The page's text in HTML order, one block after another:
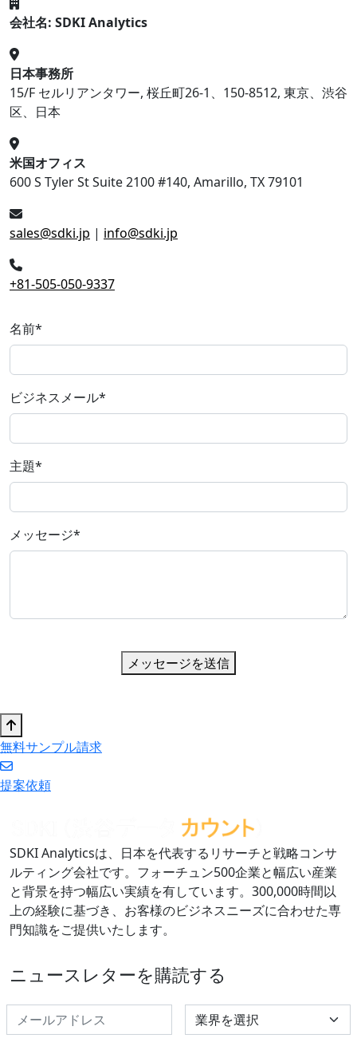
会社名: SDKI Analytics
日本事務所
15/F セルリアンタワー, 桜丘町26-1、150-8512, 東京、渋谷
区、日本
米国オフィス
600 S Tyler St Suite 2100 #140, Amarillo, TX 79101
sales@sdki.jp | info@sdki.jp
+81-505-050-9337
名前*
ビジネスメール*
主題*
メッセージ*
メッセージを送信
無料サンプル請求
提案依頼
SDKI Analyticsは、日本を代表するリサーチと戦略コンサ
ルティング会社です。フォーチュン500企業と幅広い産業
と背景を持つ幅広い実績を有しています。300,000時間以
上の経験に基づき、お客様のビジネスニーズに合わせた専
門知識をご提供いたします。
ニュースレターを購読する
Select Industry